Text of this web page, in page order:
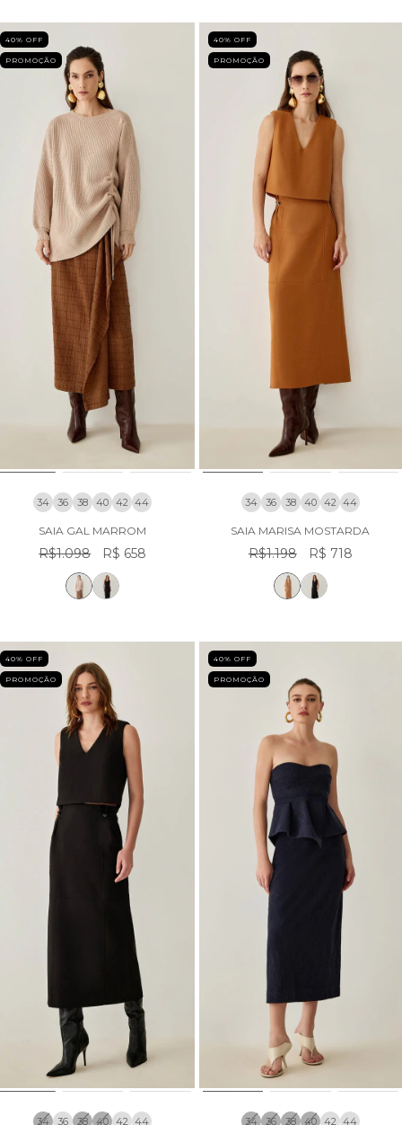
40% OFF
PROMOÇÃO
34 36 38 40 42 44
SAIA GAL MARROM
R$1.098 R$ 658
40% OFF
PROMOÇÃO
34 36 38 40 42 44
SAIA MARISA MOSTARDA
R$1.198 R$ 718
40% OFF
PROMOÇÃO
34 36 38 40 42 44
40% OFF
PROMOÇÃO
34 36 38 40 42 44